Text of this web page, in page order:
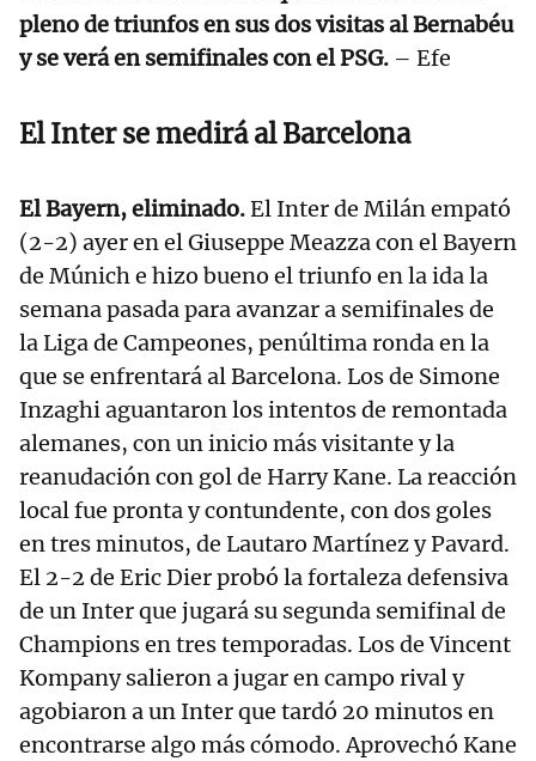
pleno de triunfos en sus dos visitas al Bernabéu
y se verá en semifinales con el PSG. – Efe
El Inter se medirá al Barcelona
El Bayern, eliminado.El Inter de Milán empató
(2-2) ayer en el Giuseppe Meazza con el Bayern
de Múnich e hizo bueno el triunfo en la ida la
semana pasada para avanzar a semifinales de
la Liga de Campeones, penúltima ronda en la
que se enfrentará al Barcelona. Los de Simone
Inzaghi aguantaron los intentos de remontada
alemanes, con un inicio más visitante y la
reanudación con gol de Harry Kane. La reacción
local fue pronta y contundente, con dos goles
en tres minutos, de Lautaro Martínez y Pavard.
El 2-2 de Eric Dier probó la fortaleza defensiva
de un Inter que jugará su segunda semifinal de
Champions en tres temporadas. Los de Vincent
Kompany salieron a jugar en campo rival y
agobiaron a un Inter que tardó 20 minutos en
encontrarse algo más cómodo. Aprovechó Kane